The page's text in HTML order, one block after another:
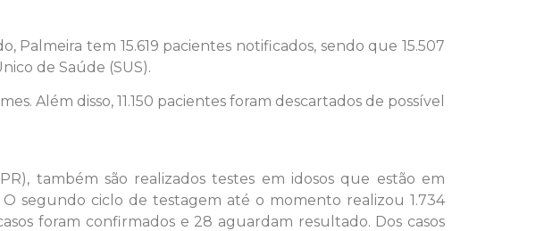
Palmeira tem 15.619 pacientes notificados, sendo que 15.507
de Saúde (SUS).
Além disso, 11.150 pacientes foram descartados de possível
também são realizados testes em idosos que estão em
segundo ciclo de testagem até o momento realizou 1.734
foram confirmados e 28 aguardam resultado. Dos casos